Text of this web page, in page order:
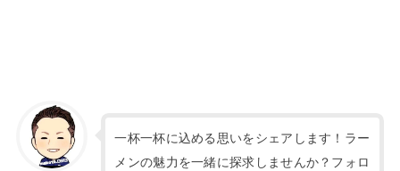
一杯一杯に込める思いをシェアします！ラー
メンの魅力を一緒に探求しませんか？フォロ